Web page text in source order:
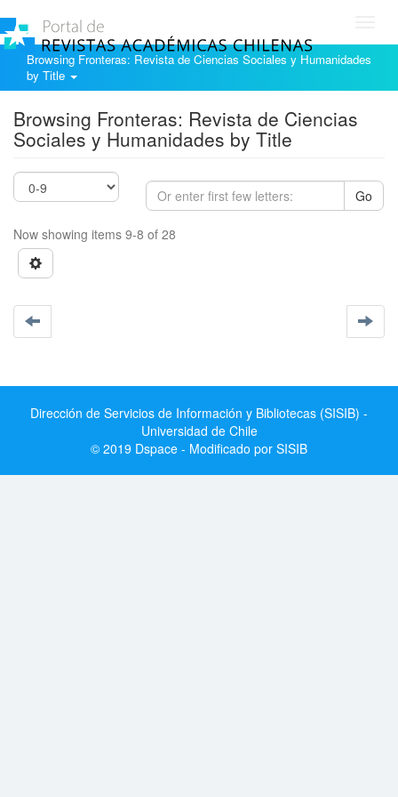
Browsing Fronteras: Revista de Ciencias Sociales y Humanidades
by Title
Browsing Fronteras: Revista de Ciencias
Sociales y Humanidades by Title
Go
Now showing items 9-8 of 28
Dirección de Servicios de Información y Bibliotecas (SISIB) -
Universidad de Chile
© 2019 Dspace - Modificado por SISIB